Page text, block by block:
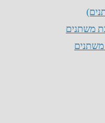
משתנים
משתנים